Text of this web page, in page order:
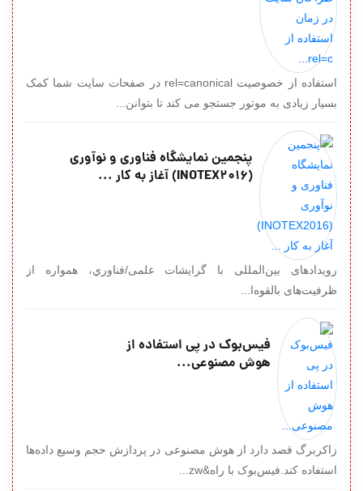
استفاده از خصوصیت rel=canonical در صفحات سایت شما کمک
بسیار زیادی به موتور جستجو می کند تا بتوانن...
پنجمین نمایشگاه فناوری و نوآوری
(INOTEX2016) آغاز به کار ...
رویدادهای بين‌المللى با گرايشات علمی/فناوري، همواره از
ظرفیت‌های بالقوه‌ا...
فیس‌بوک در پی استفاده از
هوش مصنوعی...
زاکربرگ قصد دارد از هوش مصنوعی در پردازش حجم وسیع داده‌ها
استفاده کند.فیس‌بوک با راه&zw...